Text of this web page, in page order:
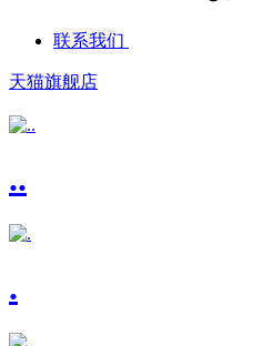
联系我们
天猫旗舰店
..
.